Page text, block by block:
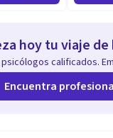
hoy tu viaje
calificados.
Encuentra